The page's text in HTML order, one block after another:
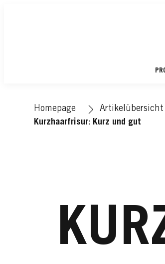
Homepage Artikelübersicht
Kurzhaarfrisur: Kurz und gut